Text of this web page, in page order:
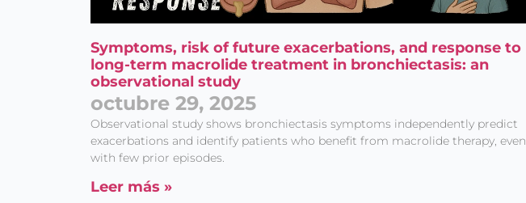
Symptoms, risk of future exacerbations, and response to
long-term macrolide treatment in bronchiectasis: an
observational study
octubre 29, 2025
Observational study shows bronchiectasis symptoms independently predict
exacerbations and identify patients who benefit from macrolide therapy, even
with few prior episodes.
Leer más »